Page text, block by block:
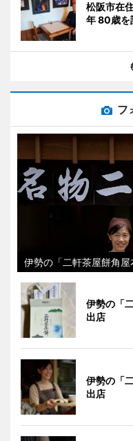
松阪市在
年 80歳を
フ
伊勢の「二軒茶屋餅角
伊勢の「
出店
伊勢の「
出店